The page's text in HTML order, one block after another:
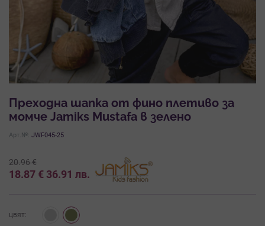
Преходна шапка от фино плетиво за
момче Jamiks Mustafa в зелено
Арт.№: JWF045-25
20.96€
18.87 € 36.91 лв.
цвят: